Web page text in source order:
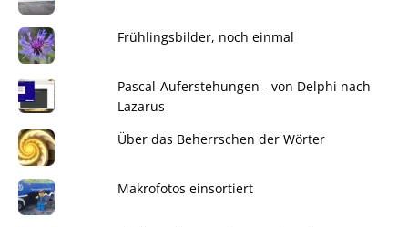
Frühlingsbilder, noch einmal
Pascal-Auferstehungen - von Delphi nach
Lazarus
Über das Beherrschen der Wörter
Makrofotos einsortiert